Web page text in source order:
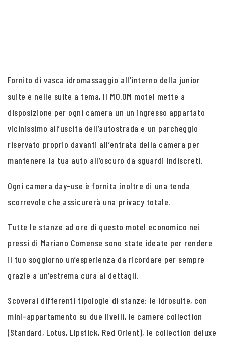
Fornito di vasca idromassaggio all’interno della junior
suite e nelle suite a tema, Il MO.OM motel mette a
disposizione per ogni camera un un ingresso appartato
vicinissimo all’uscita dell’autostrada e un parcheggio
riservato proprio davanti all’entrata della camera per
mantenere la tua auto all’oscuro da sguardi indiscreti.
Ogni camera day-use è fornita inoltre di una tenda
scorrevole che assicurerà una privacy totale.
Tutte le stanze ad ore di questo motel economico nei
pressi di Mariano Comense sono state ideate per rendere
il tuo soggiorno un’esperienza da ricordare per sempre
grazie a un’estrema cura ai dettagli.
Scoverai differenti tipologie di stanze: le idrosuite, con
mini-appartamento su due livelli, le camere collection
(Standard, Lotus, Lipstick, Red Orient), le collection deluxe